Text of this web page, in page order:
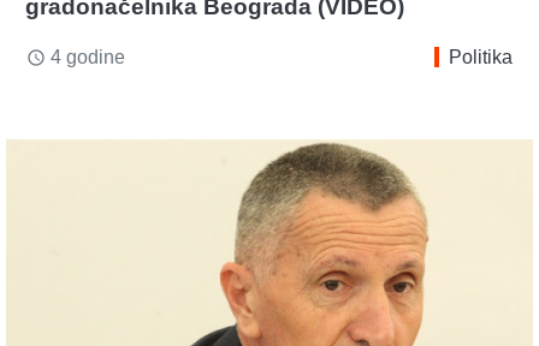
gradonačelnika Beograda (VIDEO)
access_time 4 godine Politika